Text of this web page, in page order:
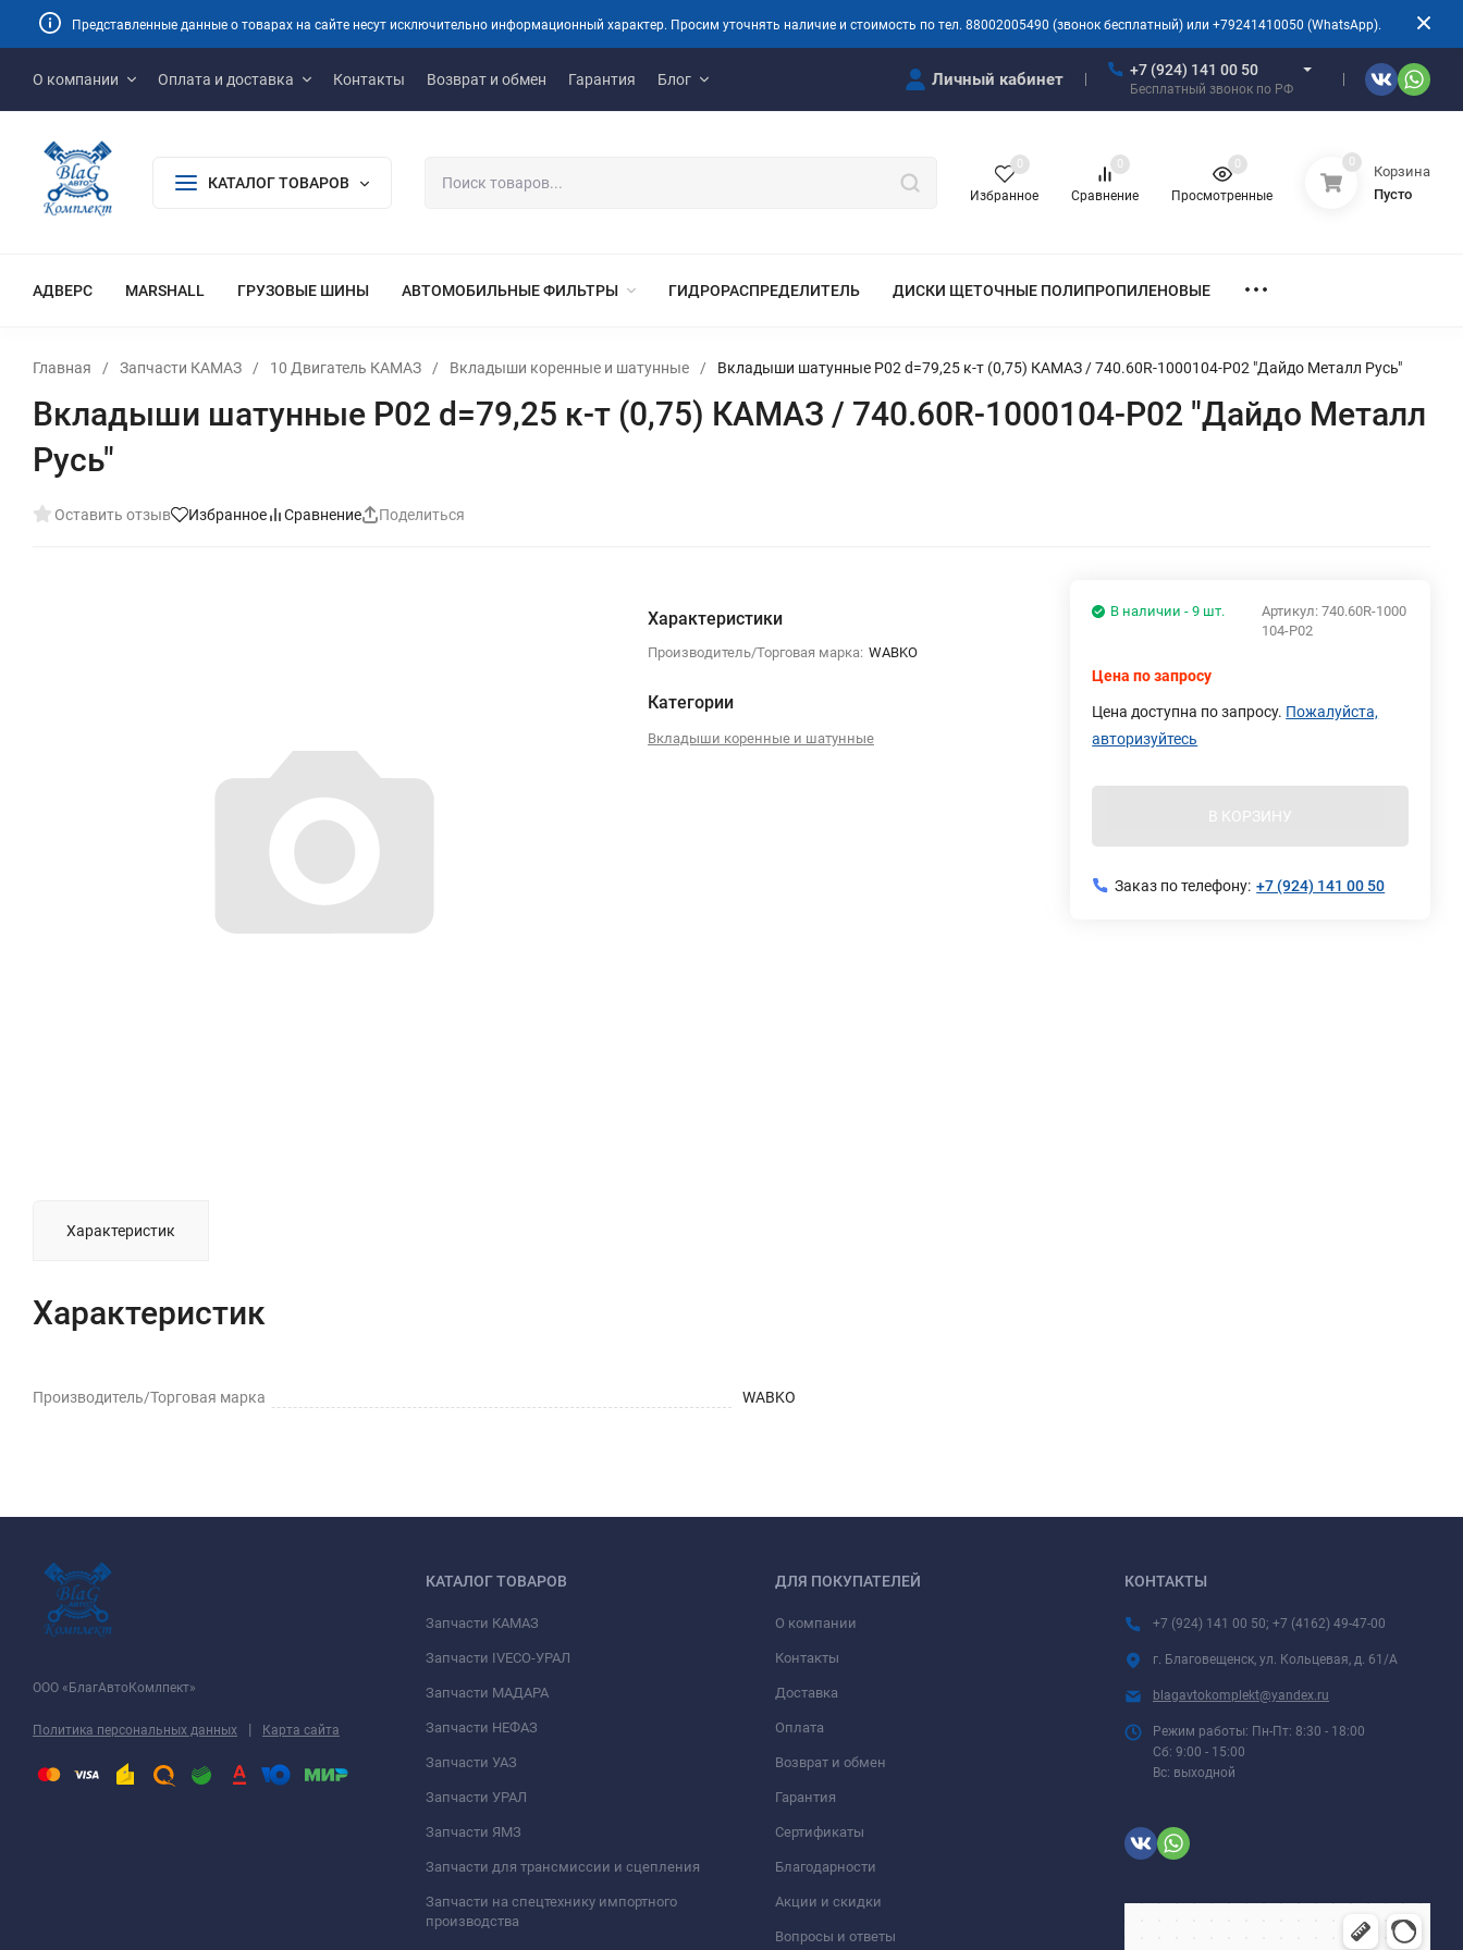
Представленные данные о товарах на сайте несут исключительно информационный характер. Просим уточнять наличие и стоимость по тел. 88002005490 (звонок бесплатный) или +79241410050 (WhatsApp).
О компании Оплата и доставка Контакты Возврат и обмен Гарантия Блог Личный кабинет +7 (924) 141 00 50
Бесплатный звонок по РФ
КАТАЛОГ ТОВАРОВ
Избранное
0
Сравнение
0
Просмотренные
0 0
Корзина
Пусто
АДВЕРС MARSHALL ГРУЗОВЫЕ ШИНЫ АВТОМОБИЛЬНЫЕ ФИЛЬТРЫ ГИДРОРАСПРЕДЕЛИТЕЛЬ ДИСКИ ЩЕТОЧНЫЕ ПОЛИПРОПИЛЕНОВЫЕ
Главная / Запчасти КАМАЗ / 10 Двигатель КАМАЗ / Вкладыши коренные и шатунные / Вкладыши шатунные Р02 d=79,25 к-т (0,75) КАМАЗ / 740.60R-1000104-Р02 "Дайдо Металл Русь"
Вкладыши шатунные Р02 d=79,25 к-т (0,75) КАМАЗ / 740.60R-1000104-Р02 "Дайдо Металл
Русь"
Оставить отзыв Избранное Сравнение Поделиться
Характеристики
Производитель/Торговая марка: WABKO
Категории
Вкладыши коренные и шатунные
Артикул: 740.60R-1000
104-Р02
В наличии - 9 шт.
Цена по запросу
Цена доступна по запросу. Пожалуйста,
авторизуйтесь
В КОРЗИНУ
Заказ по телефону: +7 (924) 141 00 50
Характеристик
Характеристик
Производитель/Торговая марка WABKO
ООО «БлагАвтоКомлпект»
Политика персональных данных | Карта сайта
КАТАЛОГ ТОВАРОВ
Запчасти КАМАЗ
Запчасти IVECO-УРАЛ
Запчасти МАДАРА
Запчасти НЕФАЗ
Запчасти УАЗ
Запчасти УРАЛ
Запчасти ЯМЗ
Запчасти для трансмиссии и сцепления
Запчасти на спецтехнику импортного
производства
ДЛЯ ПОКУПАТЕЛЕЙ
О компании
Контакты
Доставка
Оплата
Возврат и обмен
Гарантия
Сертификаты
Благодарности
Акции и скидки
Вопросы и ответы
КОНТАКТЫ
+7 (924) 141 00 50; +7 (4162) 49-47-00
г. Благовещенск, ул. Кольцевая, д. 61/А
blagavtokomplekt@yandex.ru
Режим работы: Пн-Пт: 8:30 - 18:00
Сб: 9:00 - 15:00
Вс: выходной